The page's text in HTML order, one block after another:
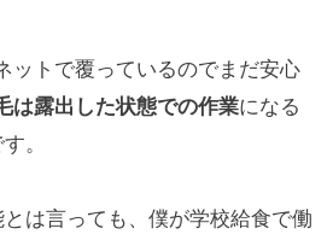
ットで覆っているのでまだ安心
は露出した状態での作業になる
。
は言っても、僕が学校給食で働